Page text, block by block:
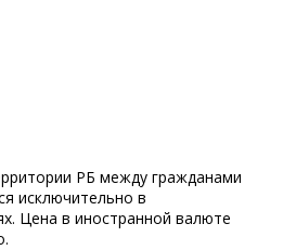
РБ между гражданами
исключительно в
Цена в иностранной валюте